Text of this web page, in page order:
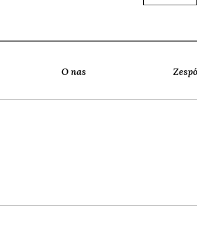
O nas